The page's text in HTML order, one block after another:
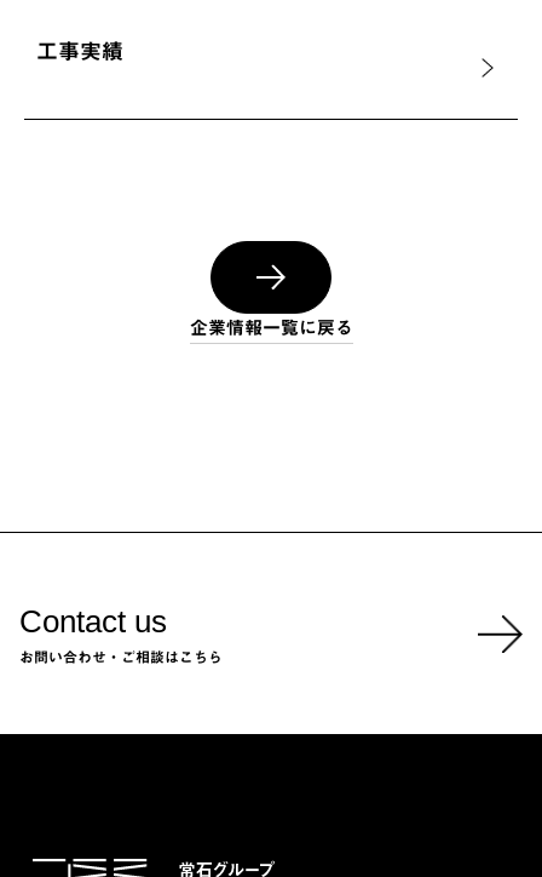
工事実績
企業情報一覧に戻る
Contact us
お問い合わせ・ご相談はこちら